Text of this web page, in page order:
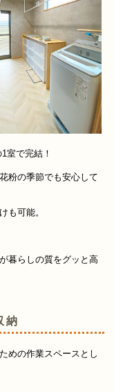
で完結！
粉の季節でも安心して
も可能。
暮らしの質をグッと高
納
めの作業スペースとし